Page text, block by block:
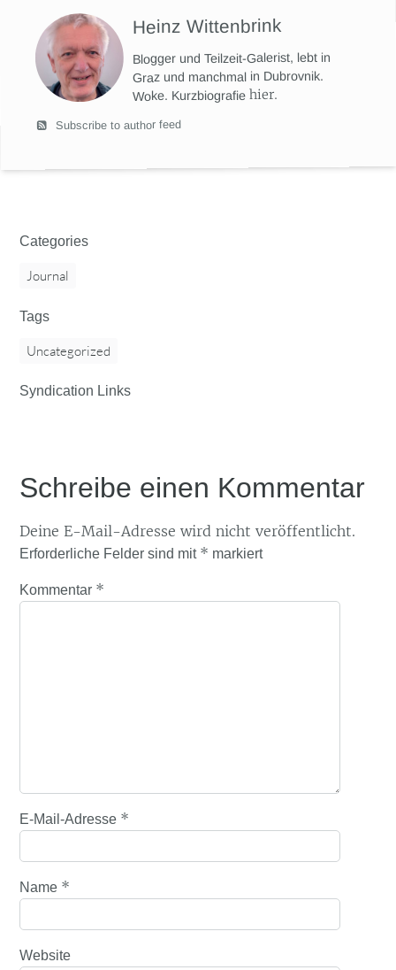
Heinz Wittenbrink
Blogger und Teilzeit-Galerist, lebt in
Graz und manchmal in Dubrovnik.
Woke. Kurzbiografiehier.
Subscribe to author feed
Categories
Journal
Tags
Uncategorized
Syndication Links
Schreibe einen Kommentar
Deine E-Mail-Adresse wird nicht veröffentlicht.
Erforderliche Felder sind mit * markiert
Kommentar *
E-Mail-Adresse *
Name *
Website